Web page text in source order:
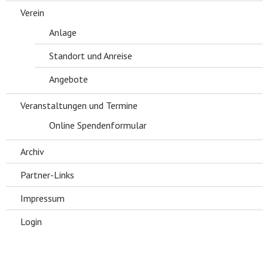
Verein
Anlage
Standort und Anreise
Angebote
Veranstaltungen und Termine
Online Spendenformular
Archiv
Partner-Links
Impressum
Login